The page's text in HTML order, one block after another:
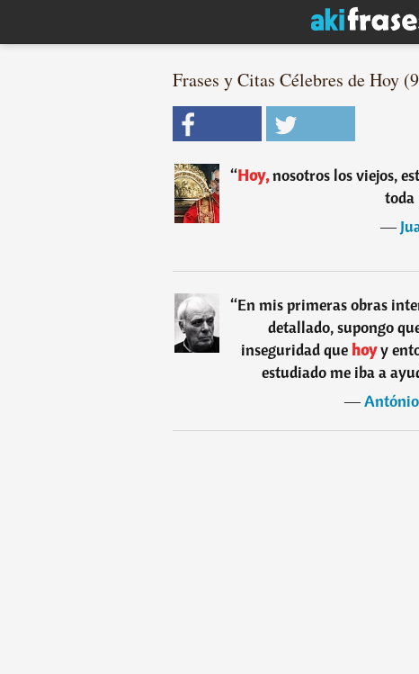
Frases y Citas Célebres de Hoy
“Hoy,nosotros los viejos,
toda
―
“En mis primeras obras
detallado, supongo
inseguridad que hoyy
estudiado me iba a
―